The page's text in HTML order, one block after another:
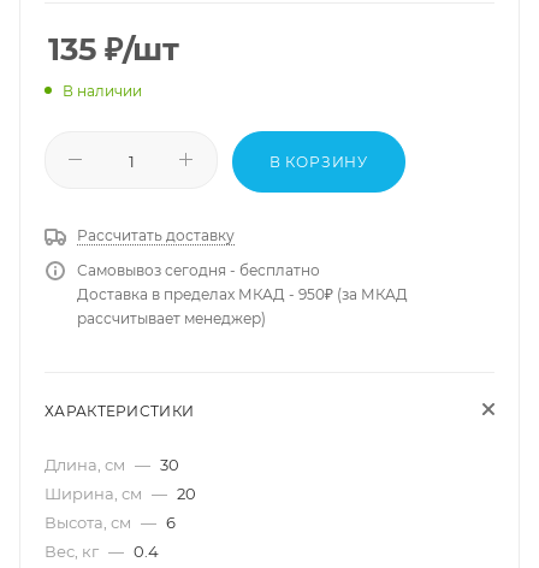
135 ₽/шт
В наличии
В КОРЗИНУ
Рассчитать доставку
Самовывоз сегодня - бесплатно
Доставка в пределах МКАД - 950₽ (за МКАД
рассчитывает менеджер)
ХАРАКТЕРИСТИКИ
Длина, см — 30
Ширина, см — 20
Высота, см — 6
Вес, кг — 0.4